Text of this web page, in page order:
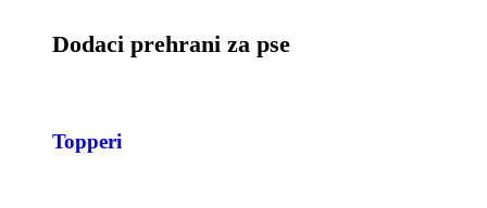
Dodaci prehrani za pse
Topperi